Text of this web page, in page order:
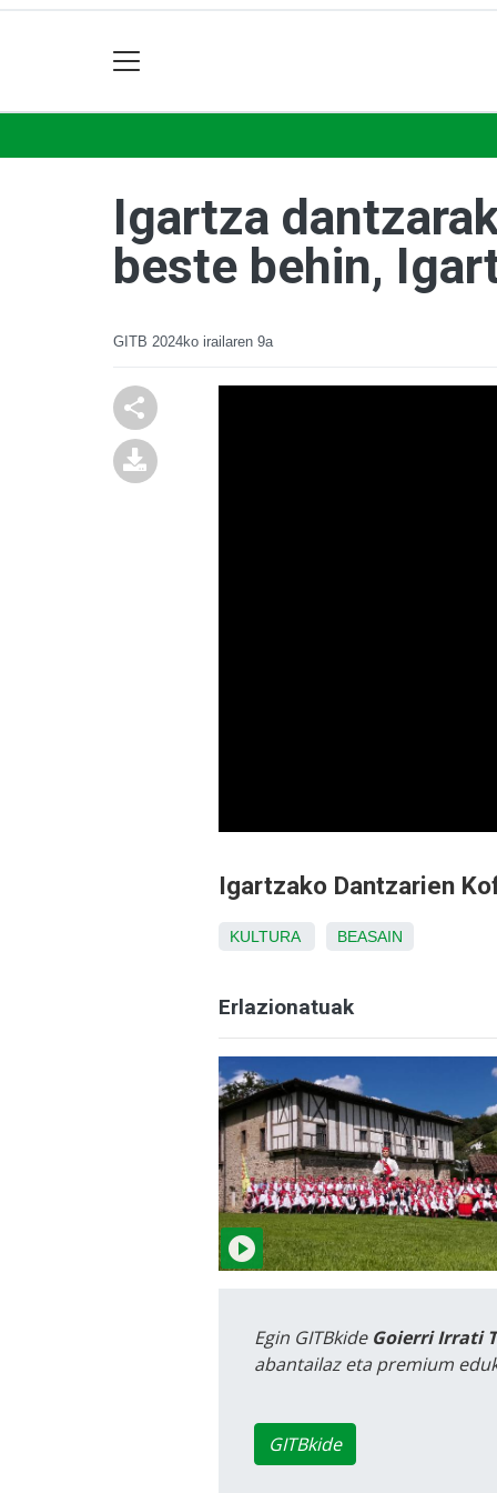
Igartza
beste behin,
GITB 2024ko irailaren 9a
Igartzako Dantzarien
KULTURA BEASAIN
Erlazionatuak
Egin GITBkide Goierri Irrati
abantailaz eta premium
GITBkide